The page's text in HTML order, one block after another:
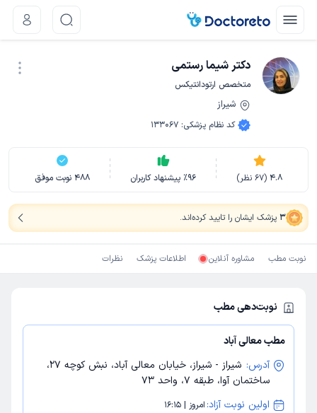
دکتر شیما رستمی
متخصص ارتودانتیکس
شیراز
کد نظام پزشکی:
133067
4.8
(
67 نظر) ٪96 پیشنهاد کاربران 488 نوبت موفق
3 پزشک ایشان را تایید کرده‌اند.
نوبت مطب مشاوره آنلاین اطلاعات پزشک نظرات
نوبت‌دهی مطب
مطب معالی آباد
آدرس:
شیراز - شیراز، خیابان معالی آباد، نبش کوچه 27،
ساختمان آوا، طبقه 7، واحد 73
اولین نوبت آزاد: امروز | 16:15